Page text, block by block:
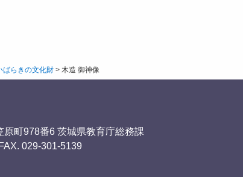
ばらきの文化財 > 木造 御神像
原町978番6 茨城県教育庁総務課
FAX. 029-301-5139